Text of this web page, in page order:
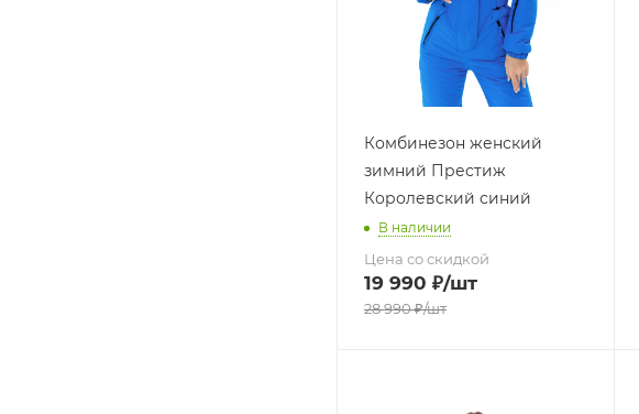
Комбинезон женский
зимний Престиж
Королевский синий
В наличии
Цена со скидкой
19 990 ₽/шт
28 990₽/шт